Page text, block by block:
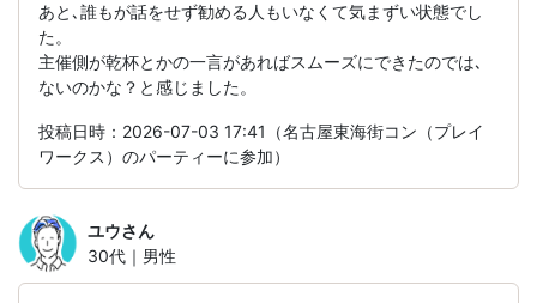
あと､誰もが話をせず勧める人もいなくて気まずい状態でし
た。
主催側が乾杯とかの一言があればスムーズにできたのでは､
ないのかな？と感じました。
投稿日時：2026-07-03 17:41（名古屋東海街コン（プレイ
ワークス）のパーティーに参加）
ユウさん
30代｜男性